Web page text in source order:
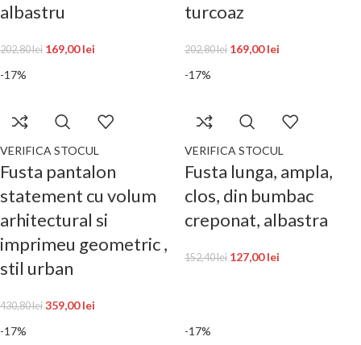
albastru
202,80lei 169,00lei
turcoaz
202,80lei 169,00lei
-17%
VERIFICA STOCUL
Fusta pantalon
statement cu volum
arhitectural si
imprimeu geometric ,
stil urban
430,80lei 359,00lei
-17%
VERIFICA STOCUL
Fusta lunga, ampla,
clos, din bumbac
creponat, albastra
152,40lei 127,00lei
-17% -17%